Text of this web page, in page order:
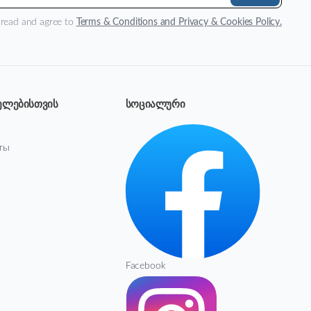
and agree to Terms & Conditions and Privacy & Cookies Policy.
სოციალური
Facebook